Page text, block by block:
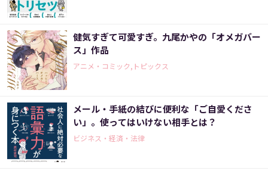
健気すぎて可愛すぎ。九尾かやの「オメガバー
ス」作品
アニメ・コミック,トピックス
メール・手紙の結びに便利な「ご自愛くださ
い」。使ってはいけない相手とは？
ビジネス・経済・法律